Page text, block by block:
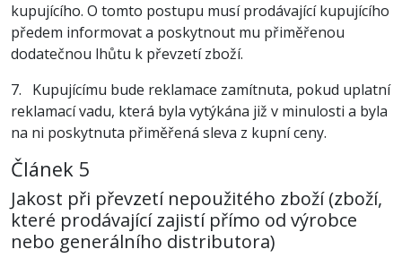
kupujícího. O tomto postupu musí prodávající kupujícího
předem informovat a poskytnout mu přiměřenou
dodatečnou lhůtu k převzetí zboží.
7. Kupujícímu bude reklamace zamítnuta, pokud uplatní
reklamací vadu, která byla vytýkána již v minulosti a byla
na ni poskytnuta přiměřená sleva z kupní ceny.
Článek 5
Jakost při převzetí nepoužitého zboží (zboží,
které prodávající zajistí přímo od výrobce
nebo generálního distributora)